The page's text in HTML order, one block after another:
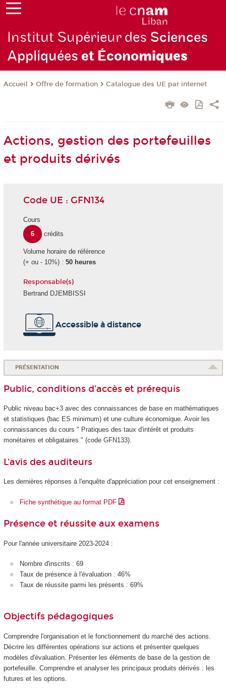
Institut Supérieur des Sciences
Appliquéeset Économiques
Accueil Offre de formation Catalogue des UE par internet
Actions, gestion des portefeuilles
et produits dérivés
Code UE : GFN134
Cours
6
crédits
Volume horaire de référence
(+ ou - 10%) : 50 heures
Responsable(s)
Bertrand DJEMBISSI
Accessible à distance
PRÉSENTATION
Public, conditions d’accès et prérequis
Public niveau bac+3 avec des connaissances de base en mathématiques
et statistiques (bac ES minimum) et une culture économique. Avoir les
connaissances du cours " Pratiques des taux d'intérêt et produits
monétaires et obligataires " (code GFN133).
L'avis des auditeurs
Les dernières réponses à l'enquête d'appréciation pour cet enseignement :
Fiche synthétique au format PDF
Présence et réussite aux examens
Pour l'année universitaire 2023-2024 :
Nombre d'inscrits : 69
Taux de présence à l'évaluation : 46%
Taux de réussite parmi les présents : 69%
Objectifs pédagogiques
Comprendre l'organisation et le fonctionnement du marché des actions.
Décrire les différentes opérations sur actions et présenter quelques
modèles d'évaluation. Présenter les éléments de base de la gestion de
portefeuille. Comprendre et analyser les principaux produits dérivés : les
futures et les options.